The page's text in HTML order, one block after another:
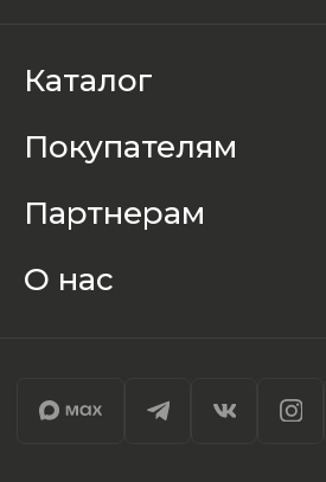
Каталог
Покупателям
Партнерам
О нас